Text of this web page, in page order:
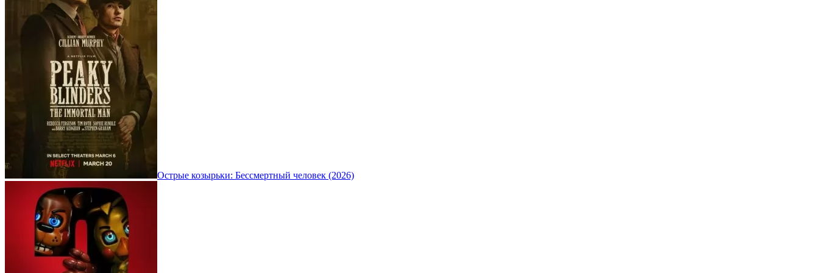
Острые козырьки: Бессмертный человек (2026)